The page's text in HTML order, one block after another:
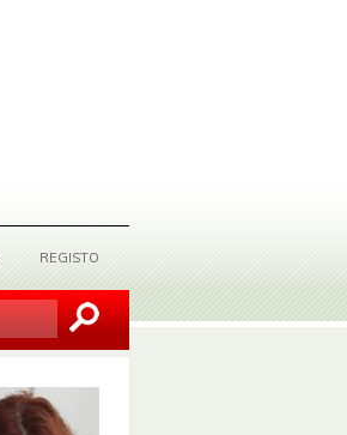
REGISTO